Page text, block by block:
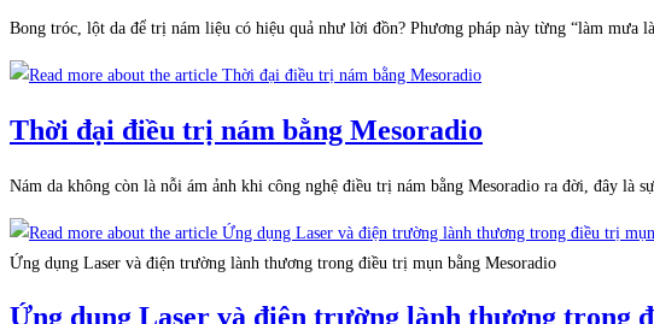
Bong tróc, lột da để trị nám liệu có hiệu quả như lời đồn? Phương pháp này từng “làm mưa
Thời đại điều trị nám bằng Mesoradio
Nám da không còn là nỗi ám ảnh khi công nghệ điều trị nám bằng Mesoradio ra đời, đây là
Ứng dụng Laser và điện trường lành thương trong điều trị mụn bằng Mesoradio
Ứng dụng Laser và điện trường lành thương trong